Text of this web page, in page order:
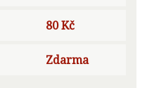
80 Kč
Zdarma